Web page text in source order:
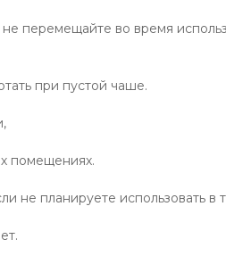
перемещайте во время
при пустой чаше.
помещениях.
не планируете использовать в